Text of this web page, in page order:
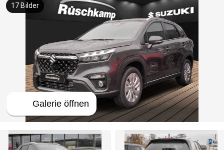
Galerie öffnen
17 Bilder